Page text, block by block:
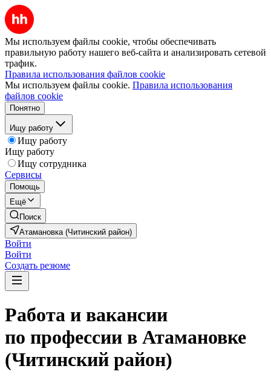
Мы используем файлы cookie, чтобы обеспечивать
правильную работу нашего веб-сайта и анализировать сетевой
трафик.
Правила использования файлов cookie
Мы используем файлы cookie. Правила использования
файлов cookie
Понятно
Ищу работу
Ищу работу
Ищу работу
Ищу сотрудника
Сервисы
Помощь
Ещё
Поиск
Атамановка (Читинский район)
Войти
Войти
Создать резюме
Работа и вакансии
по профессии в Атамановке
(Читинский район)